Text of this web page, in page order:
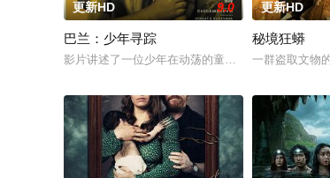
更新HD 9.0
巴兰：少年寻踪
影片讲述了一位少年在动荡的童年中长大，母亲又
更新HD
秘境狂蟒
一群盗取文物